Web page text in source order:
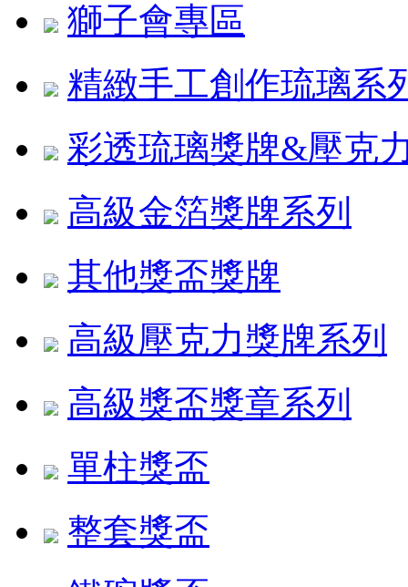
獅子會專區
精緻手工創作琉璃系
彩透琉璃獎牌&壓克
高級金箔獎牌系列
其他獎盃獎牌
高級壓克力獎牌系列
高級獎盃獎章系列
單柱獎盃
整套獎盃